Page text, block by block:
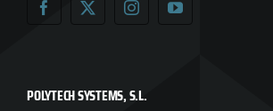
POLYTECH SYSTEMS, S.L.